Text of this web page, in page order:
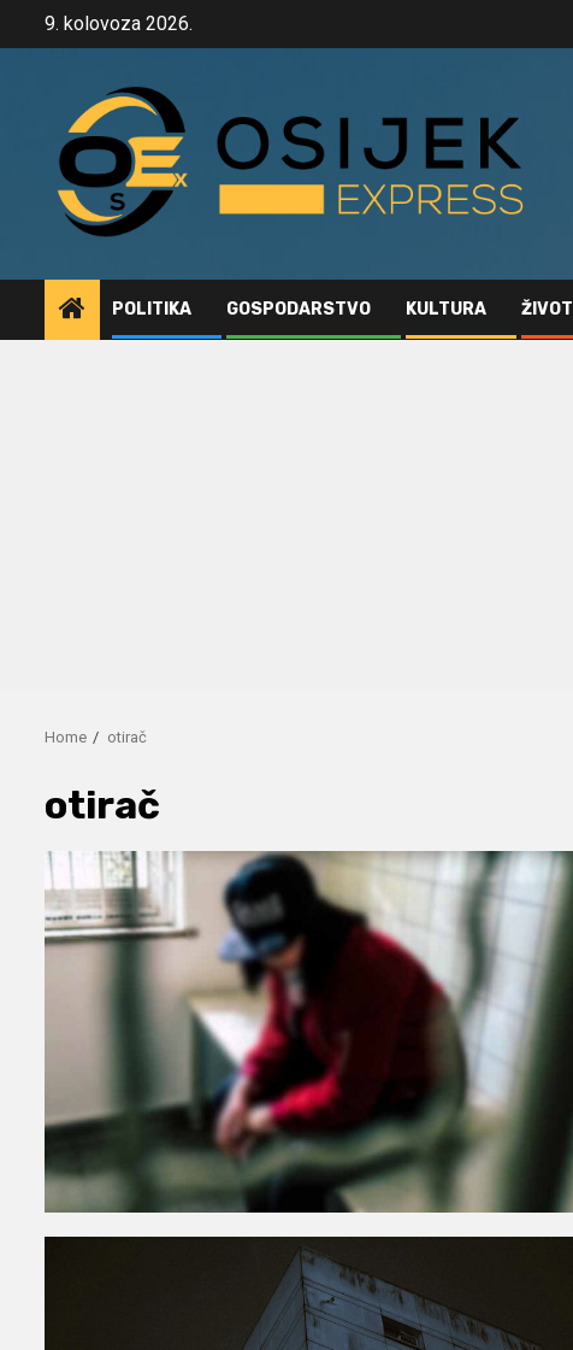
9. kolovoza 2026.
POLITIKA GOSPODARSTVO KULTURA ŽIVOT
Home otirač
otirač